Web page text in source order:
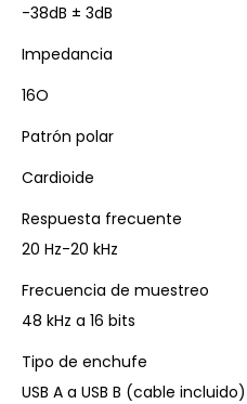
-38dB ± 3dB
Impedancia
16O
Patrón polar
Cardioide
Respuesta frecuente
20 Hz-20 kHz
Frecuencia de muestreo
48 kHz a 16 bits
Tipo de enchufe
USB A a USB B (cable incluido)